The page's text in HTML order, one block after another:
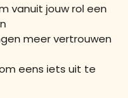
vanuit jouw rol een
meer vertrouwen
eens iets uit te